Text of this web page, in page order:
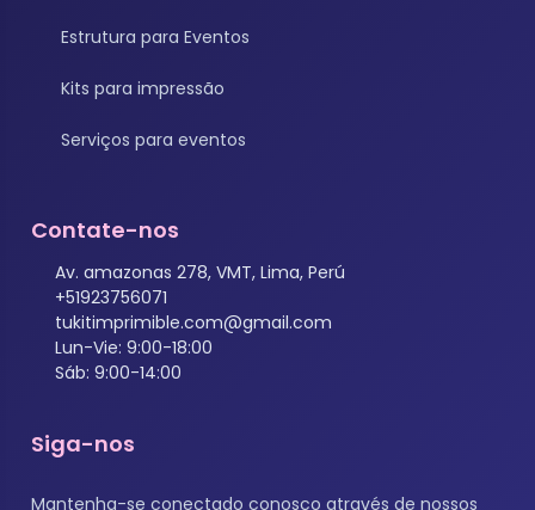
Estrutura para Eventos
Kits para impressão
Serviços para eventos
Contate-nos
Av. amazonas 278, VMT, Lima, Perú
+51923756071
tukitimprimible.com@gmail.com
Lun-Vie: 9:00-18:00
Sáb: 9:00-14:00
Siga-nos
Mantenha-se conectado conosco através de nossos